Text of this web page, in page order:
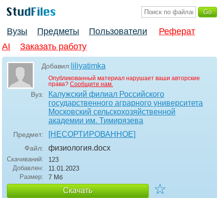
Вузы Предметы Пользователи
Реферат
AI
Заказать работу
Добавил: liliyatimka
Опубликованный материал нарушает ваши авторские
права? Сообщите нам.
Вуз:
Калужский филиал Российского
государственного аграрного университета
Московский сельскохозяйственной
академии им. Тимирязева
Предмет: [НЕСОРТИРОВАННОЕ]
Файл: физиология.docx
Скачиваний:
123
Добавлен:
11.01.2023
Размер:
7 Мб
Скачать ☆